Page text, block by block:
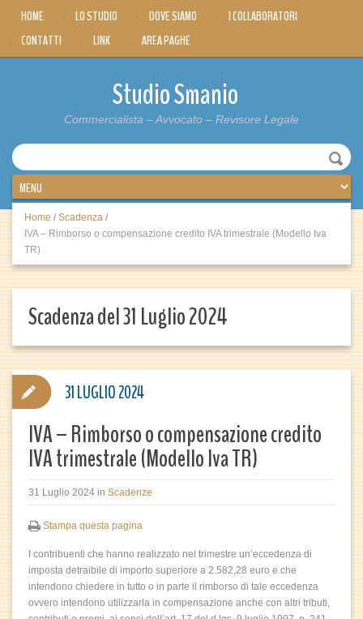
HOME LO STUDIO DOVE SIAMO
I COLLABORATORI
CONTATTI
LINK AREA PAGHE
Studio Smanio
Commercialista – Avvocato – Revisore Legale
Home / Scadenza /
IVA – Rimborso o compensazione credito IVA trimestrale (Modello Iva
TR)
Scadenza del 31 Luglio 2024
IVA – Rimborso o compensazione credito
IVA trimestrale (Modello Iva TR)
31 Luglio 2024 in Scadenze
Stampa questa pagina
I contribuenti che hanno realizzato nel trimestre un’eccedenza di
imposta detraibile di importo superiore a 2.582,28 euro e che
intendono chiedere in tutto o in parte il rimborso di tale eccedenza
ovvero intendono utilizzarla in compensazione anche con altri tributi,
31 LUGLIO 2024